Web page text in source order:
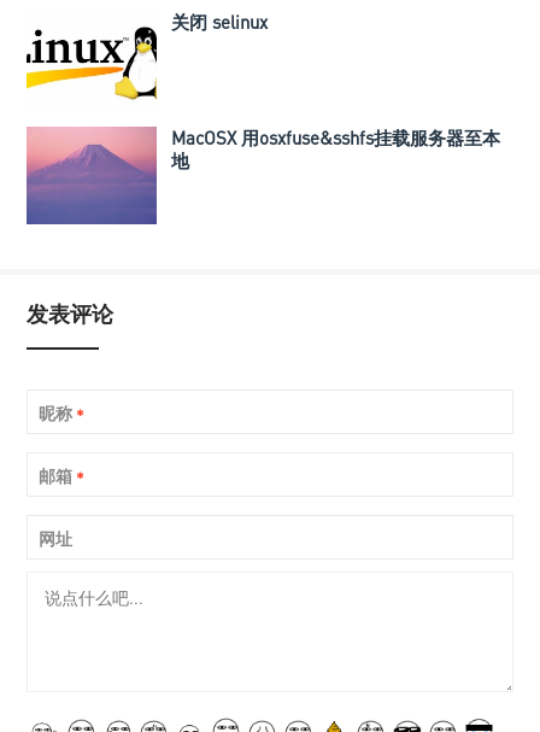
关闭 selinux
MacOSX 用osxfuse&sshfs挂载服务器至本
地
发表评论
昵称 *
邮箱 *
网址